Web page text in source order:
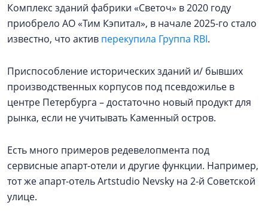
Комплекс зданий фабрики «Светоч» в 2020 году
приобрело АО «Тим Кэпитал», в начале 2025-го стало
известно, что актив перекупила Группа RBI.
Приспособление исторических зданий и/ бывших
производственных корпусов под псевдожилье в
центре Петербурга – достаточно новый продукт для
рынка, если не учитывать Каменный остров.
Есть много примеров редевелопмента под
сервисные апарт-отели и другие функции. Например,
тот же апарт-отель Artstudio Nevsky на 2-й Советской
улице.